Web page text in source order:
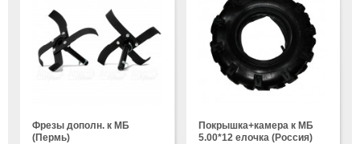
Фрезы дополн. к МБ
(Пермь)
Покрышка+камера к МБ
5.00*12 елочка (Россия)